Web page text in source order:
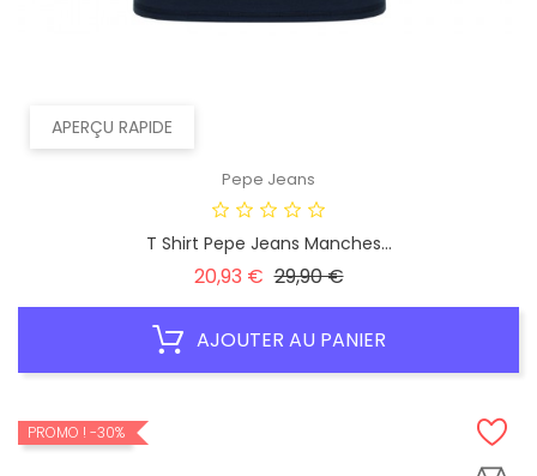
APERÇU RAPIDE
Pepe Jeans
T Shirt Pepe Jeans Manches...
20,93 € Prix
29,90 €Prix
AJOUTER AU PANIER
PROMO ! -30%